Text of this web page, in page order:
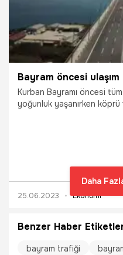
Kurban Bayramı öncesi
yoğunluk yaşanırken
25.06.2023 Ekonomi
Daha
Benzer Haber
bayram trafiği